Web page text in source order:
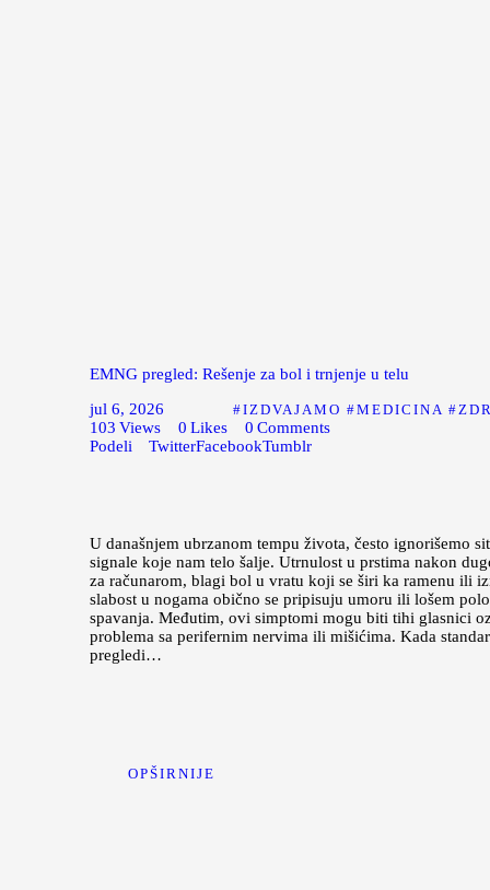
EMNG pregled: Rešenje za bol i trnjenje u telu
jul 6, 2026
IZDVAJAMO MEDICINA
103 Views 0 Likes 0 Comments
Podeli
TwitterFacebookTumblr
U današnjem ubrzanom tempu života, često ignorišemo
signale koje nam telo šalje. Utrnulost u prstima nakon
za računarom, blagi bol u vratu koji se širi ka ramenu ili
slabost u nogama obično se pripisuju umoru ili lošem
spavanja. Međutim, ovi simptomi mogu biti tihi glasnici
problema sa perifernim nervima ili mišićima. Kada
pregledi…
OPŠIRNIJE